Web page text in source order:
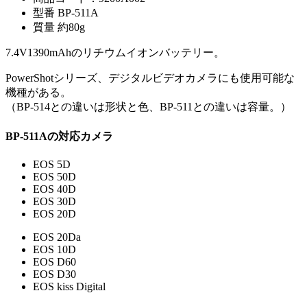
型番 BP-511A
質量 約80g
7.4V1390mAhのリチウムイオンバッテリー。
PowerShotシリーズ、デジタルビデオカメラにも使用可能な
機種がある。
（BP-514との違いは形状と色、BP-511との違いは容量。）
BP-511Aの対応カメラ
EOS 5D
EOS 50D
EOS 40D
EOS 30D
EOS 20D
EOS 20Da
EOS 10D
EOS D60
EOS D30
EOS kiss Digital